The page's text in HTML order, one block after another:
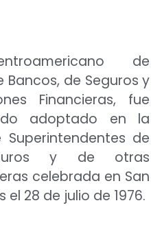
de
Bancos, de Seguros y
Financieras, fue
adoptado en la
Superintendentes de
y de otras
celebrada en San
el 28 de julio de 1976.